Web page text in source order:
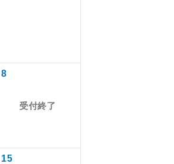
8
受付終了
15